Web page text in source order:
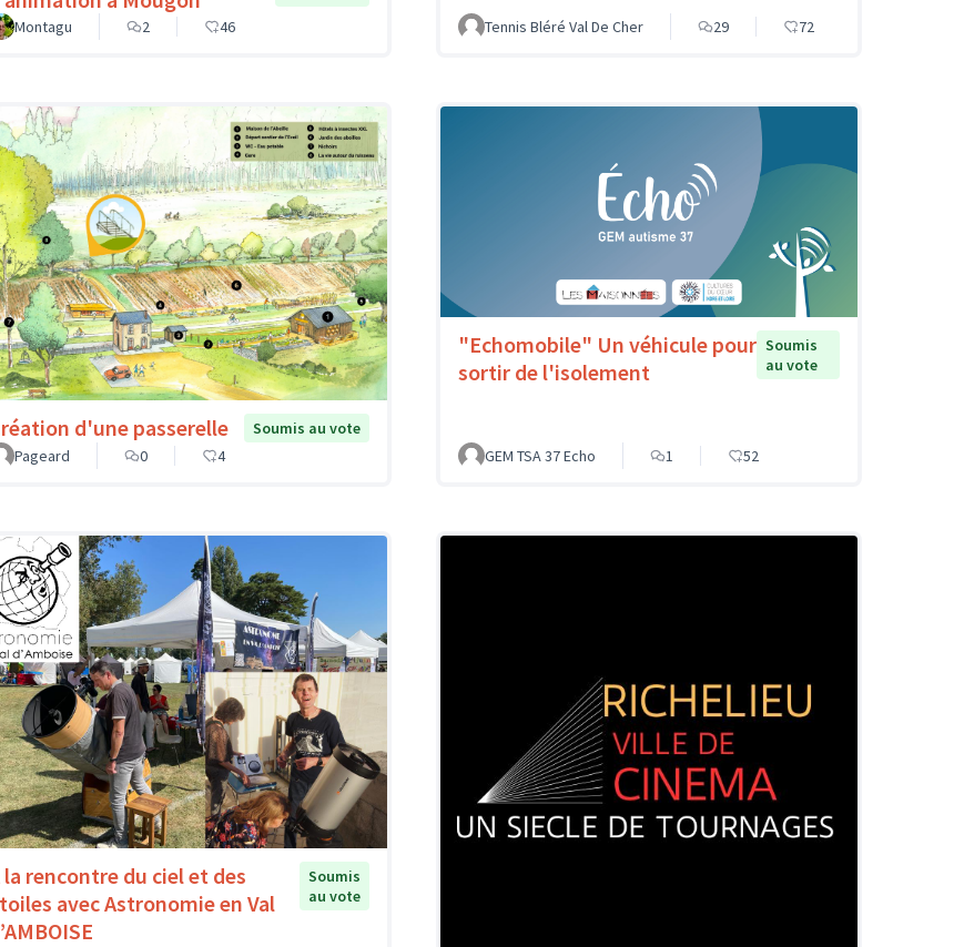
Montagu
2 46 Tennis Bléré Val De Cher 29 72
d'une passerelle
Soumis au vote
Pageard
0 4
"Echomobile" Un véhicule pour
sortir de l'isolement
Soumis
au vote
GEM TSA 37 Echo 1 52
la rencontre du ciel et des
avec Astronomie en Val
Soumis
au vote